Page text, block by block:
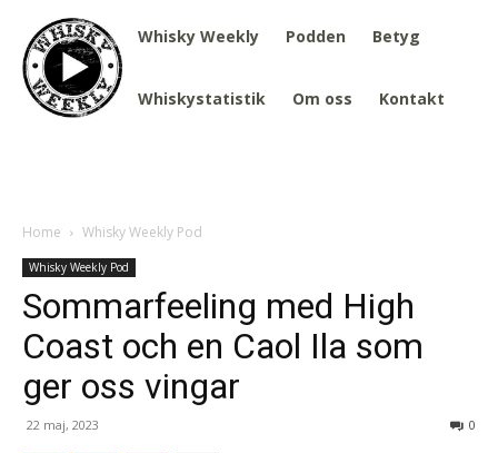
Whisky Weekly Podden Betyg
Whiskystatistik Om oss Kontakt
Home Whisky Weekly Pod
Whisky Weekly Pod
Sommarfeeling med High
Coast och en Caol Ila som
ger oss vingar
22 maj, 2023 0